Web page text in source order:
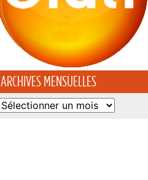
ARCHIVES MENSUELLES
Archives